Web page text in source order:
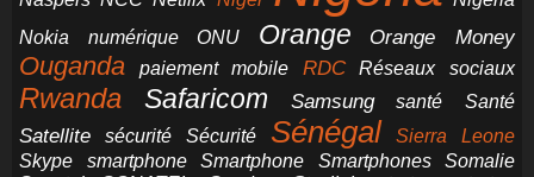
Nokia
numérique ONU Orange Orange Money
Ouganda paiement mobile RDC Réseaux sociaux
Rwanda Safaricom Samsung santé Santé
Satellite sécurité Sécurité Sénégal
Sierra Leone
Skype
smartphone Smartphone Smartphones
Somalie